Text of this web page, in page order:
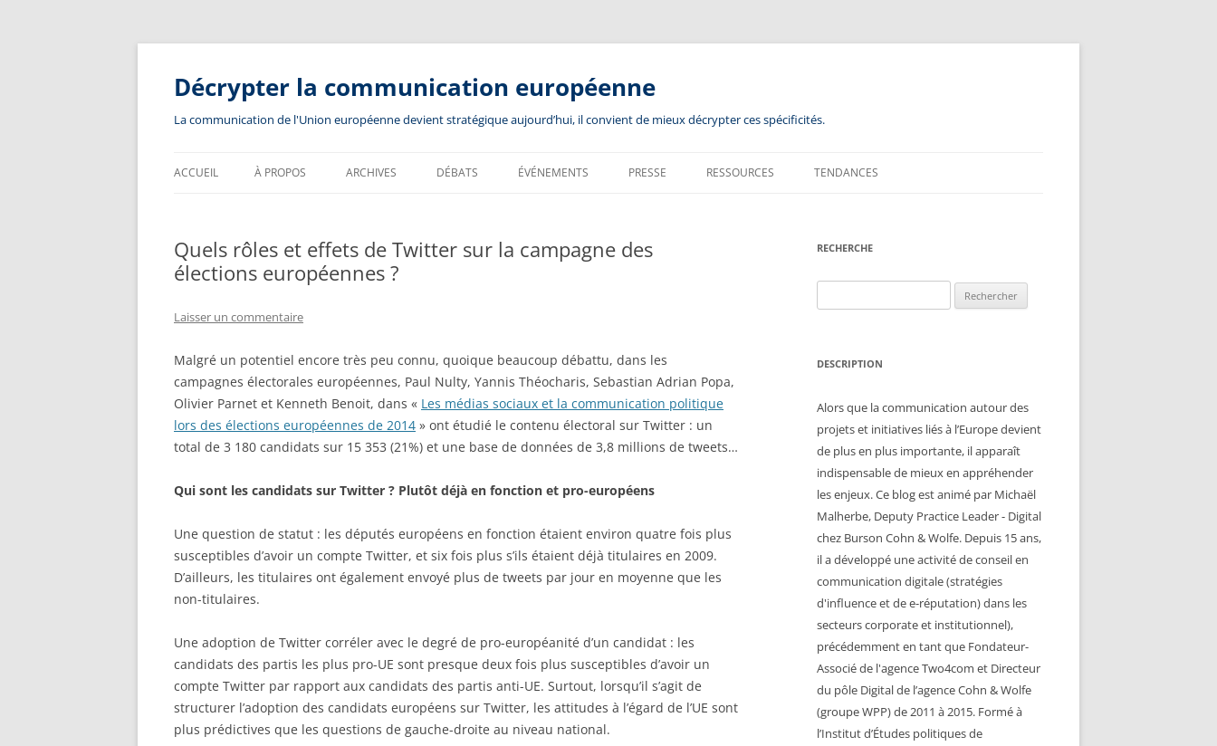
Aller
contenu
Décrypter la communication européenne
La communication de l'Union européenne devient stratégique aujourd’hui, il convient de mieux décrypter ces spécificités.
ACCUEIL À PROPOS ARCHIVES DÉBATS ÉVÉNEMENTS PRESSE RESSOURCES TENDANCES
Quels rôles et effets de Twitter sur la campagne des
élections européennes ?
Laisser un commentaire
Malgré un potentiel encore très peu connu, quoique beaucoup débattu, dans les
campagnes électorales européennes, Paul Nulty, Yannis Théocharis, Sebastian Adrian Popa,
Olivier Parnet et Kenneth Benoit, dans « Les médias sociaux et la communication politique
lors des élections européennes de 2014 » ont étudié le contenu électoral sur Twitter : un
total de 3 180 candidats sur 15 353 (21%) et une base de données de 3,8 millions de tweets…
Qui sont les candidats sur Twitter ? Plutôt déjà en fonction et pro-européens
Une question de statut : les députés européens en fonction étaient environ quatre fois plus
susceptibles d’avoir un compte Twitter, et six fois plus s’ils étaient déjà titulaires en 2009.
D’ailleurs, les titulaires ont également envoyé plus de tweets par jour en moyenne que les
non-titulaires.
Une adoption de Twitter corréler avec le degré de pro-européanité d’un candidat : les
candidats des partis les plus pro-UE sont presque deux fois plus susceptibles d’avoir un
compte Twitter par rapport aux candidats des partis anti-UE. Surtout, lorsqu’il s’agit de
structurer l’adoption des candidats européens sur Twitter, les attitudes à l’égard de l’UE sont
plus prédictives que les questions de gauche-droite au niveau national.
RECHERCHE
DESCRIPTION
Alors que la communication autour des
projets et initiatives liés à l’Europe devient
de plus en plus importante, il apparaît
indispensable de mieux en appréhender
les enjeux. Ce blog est animé par Michaël
Malherbe, Deputy Practice Leader - Digital
chez Burson Cohn & Wolfe. Depuis 15 ans,
il a développé une activité de conseil en
communication digitale (stratégies
d'influence et de e-réputation) dans les
secteurs corporate et institutionnel),
précédemment en tant que Fondateur-
Associé de l'agence Two4com et Directeur
du pôle Digital de l’agence Cohn & Wolfe
(groupe WPP) de 2011 à 2015. Formé à
l’Institut d’Études politiques de